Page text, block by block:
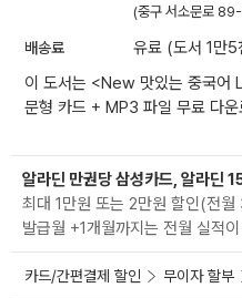
(중구 서소문로
배송료
유료 (도서 1만5
이 도서는 <New 맛있는 중국어
문형 카드 + MP3 파일 무료 다운
알라딘 만권당 삼성카드, 알라딘
최대 1만원 또는 2만원 할인(전
발급월 +1개월까지는 전월 실적
카드/간편결제 할인 무이자 할부